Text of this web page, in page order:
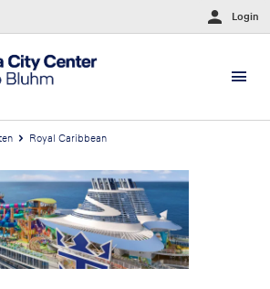
Login
Royal Caribbean